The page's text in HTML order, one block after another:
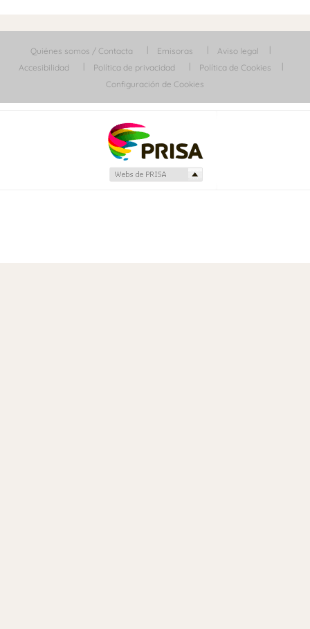
Quiénes somos / Contacta Emisoras
Aviso legal
Accesibilidad
Política de privacidad
Política de Cookies
Configuración de Cookies